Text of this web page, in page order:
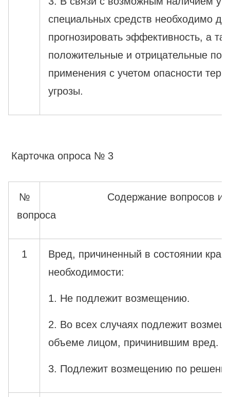
специальных средств необходимо
прогнозировать эффективность, а
положительные и отрицательные
применения с учетом опасности
угрозы.
Карточка опроса № 3
№
вопроса
Содержание вопросов и
1
Вред, причиненный в состоянии
необходимости:
1. Не подлежит возмещению.
2. Во всех случаях подлежит
объеме лицом, причинившим вред.
3. Подлежит возмещению по